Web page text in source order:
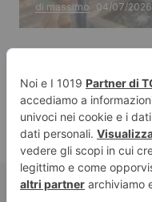
di massimo 04/07/2026